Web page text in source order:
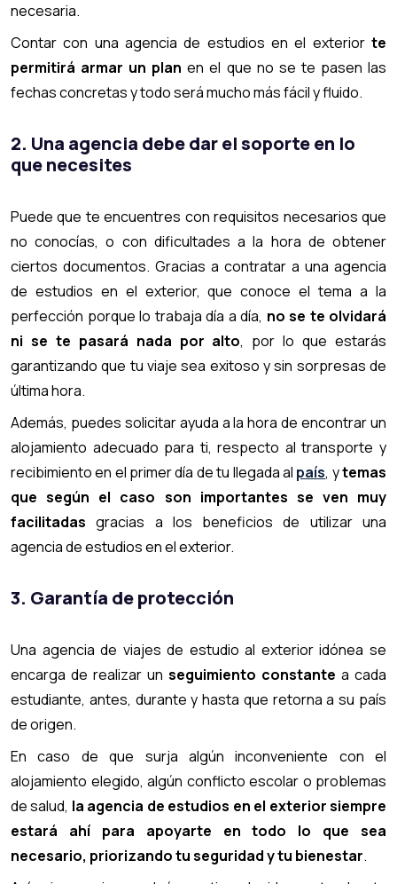
necesaria.
Contar con una agencia de estudios en el exterior te
permitirá armar un plan en el que no se te pasen las
fechas concretas y todo será mucho más fácil y fluido.
2. Una agencia debe dar el soporte en lo
que necesites
Puede que te encuentres con requisitos necesarios que
no conocías, o con dificultades a la hora de obtener
ciertos documentos. Gracias a contratar a una agencia
de estudios en el exterior, que conoce el tema a la
perfección porque lo trabaja día a día, no se te olvidará
ni se te pasará nada por alto, por lo que estarás
garantizando que tu viaje sea exitoso y sin sorpresas de
última hora.
Además, puedes solicitar ayuda a la hora de encontrar un
alojamiento adecuado para ti, respecto al transporte y
recibimiento en el primer día de tu llegada al país, ytemas
que según el caso son importantes se ven muy
facilitadas gracias a los beneficios de utilizar una
agencia de estudios en el exterior.
3. Garantía de protección
Una agencia de viajes de estudio al exterior idónea se
encarga de realizar un seguimiento constante a cada
estudiante, antes, durante y hasta que retorna a su país
de origen.
En caso de que surja algún inconveniente con el
alojamiento elegido, algún conflicto escolar o problemas
de salud, la agencia de estudios en el exterior siempre
estará ahí para apoyarte en todo lo que sea
necesario, priorizando tu seguridad y tu bienestar.